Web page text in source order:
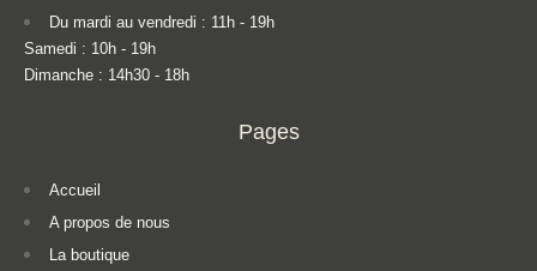
Du mardi au vendredi : 11h - 19h
Samedi : 10h - 19h
Dimanche : 14h30 - 18h
Pages
Accueil
A propos de nous
La boutique